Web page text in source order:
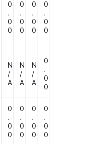
0
.
0
0
0
.
0
0
0
.
0
0
0
.
0
0
N
/
A
N
/
A
N
/
A
0
.
0
0
0
.
0
0
0
.
0
0
0
.
0
0
0
.
0
0